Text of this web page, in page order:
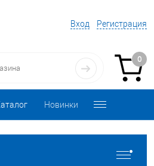
Вход Регистрация
0
Новинки